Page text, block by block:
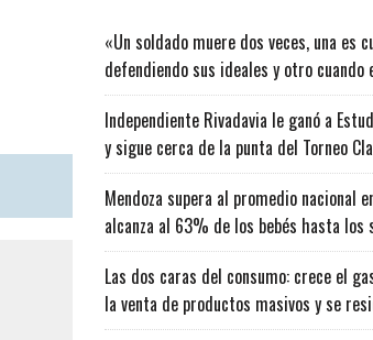
«Un soldado muere dos veces, una es
defendiendo sus ideales y otro cuando
Independiente Rivadavia le ganó a
y sigue cerca de la punta del Torneo
Mendoza supera al promedio nacional
alcanza al 63% de los bebés hasta los
Las dos caras del consumo: crece el
la venta de productos masivos y se